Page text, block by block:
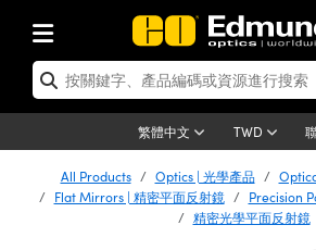
繁體中文 TWD
| 光學產品
| 反射鏡
Diffusers | 窗鏡或擴散片
Optics | 雷射光學
| 雷射透鏡
| 光機組件
System | 光學籠式系統
Mounts | 台式光學安裝座
| 顯微鏡
| Mitutoyo 物鏡
| Olympus 物鏡
| 雷射
and Electronics | 雷射量
Lenses | 成像鏡頭
Lenses | 定焦鏡頭
| 遠心鏡頭
(S-Mount Lenses) | M12 鏡頭 (S 接
| 相機
Cameras | Gigabit乙太網相
and Illumination | 照明
Lighting | 機器視覺光源
Lighting |顯微鏡照明
Targets | 測試板
Targets | 解析度測試板
Targets | 畸變測試版
& Stage Micrometers | 圖像分
and Detection | 測試與監測
| 光學度量
Solutions | 機器視覺方案
and Production | 實驗室和生產
| 清潔用品
Tools | 零件夾持用品
用選購
By Brand
Products | 新品專區
| 清倉品
| 清倉光學產品
| 清倉光機組件
Products | 重新認證產品
| 重新認證光學產品
| 重新認證光機組
All Products Optics | 光學產品
Flat Mirrors | 精密平面反射鏡
Precision
精密光學平面反射鏡